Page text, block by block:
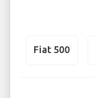
Fiat 500